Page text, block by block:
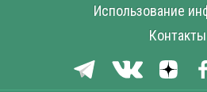
Использование
Контакты